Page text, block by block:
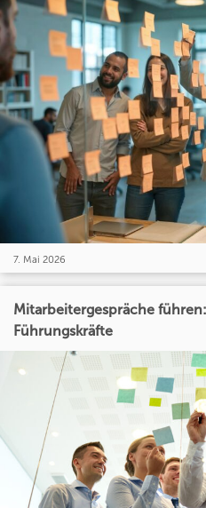
7. Mai 2026
Mitarbeitergespräche
Führungskräfte